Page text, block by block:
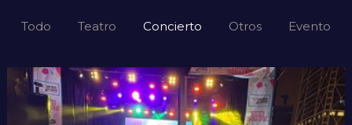
Todo Teatro Concierto Otros Evento